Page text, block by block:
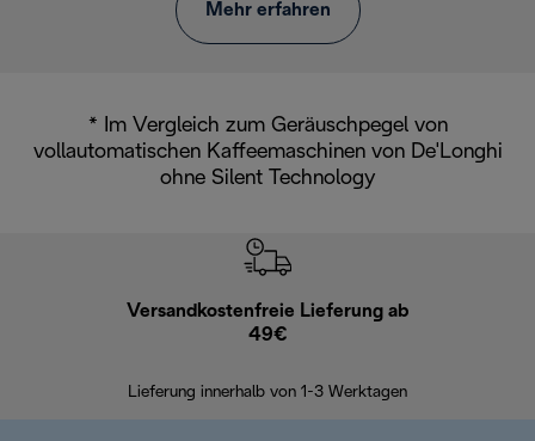
Mehr erfahren
* Im Vergleich zum Geräuschpegel von
vollautomatischen Kaffeemaschinen von De'Longhi
ohne Silent Technology
Versandkostenfreie Lieferung ab
49€
Lieferung innerhalb von 1-3 Werktagen